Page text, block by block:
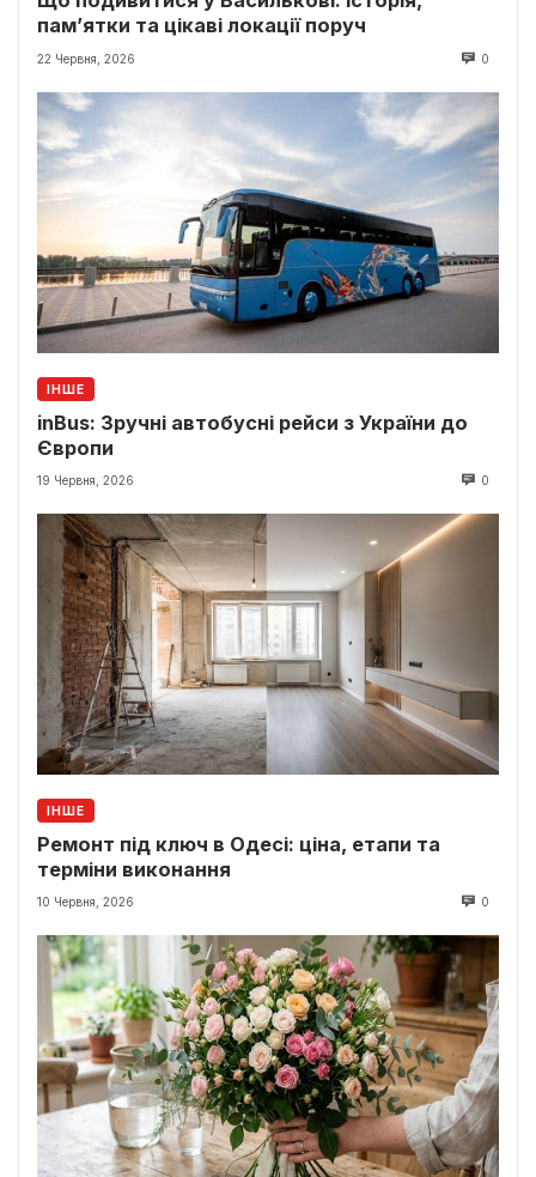
пам’ятки та цікаві локації поруч
22 Червня, 2026 0
ІНШЕ
inBus: Зручні автобусні рейси з України до
Європи
19 Червня, 2026 0
ІНШЕ
Ремонт під ключ в Одесі: ціна, етапи та
терміни виконання
10 Червня, 2026 0